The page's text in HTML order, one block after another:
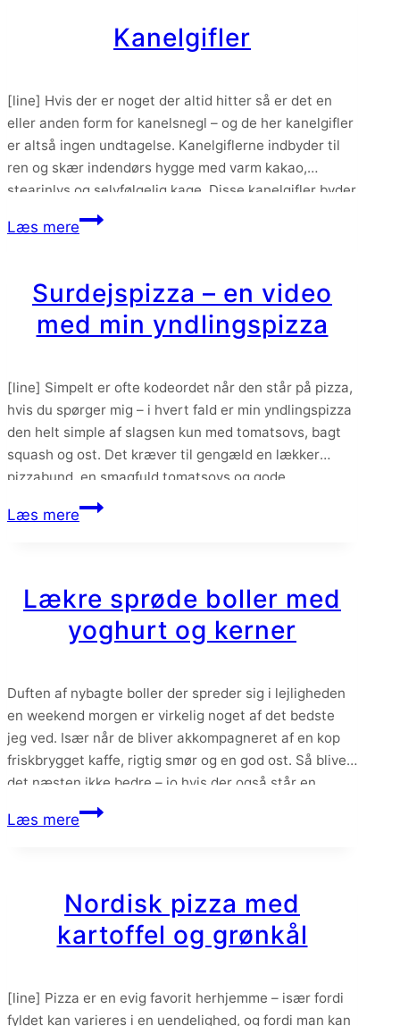
Kanelgifler
[line] Hvis der er noget der altid hitter så er det en
eller anden form for kanelsnegl – og de her kanelgifler
er altså ingen undtagelse. Kanelgiflerne indbyder til
ren og skær indendørs hygge med varm kakao,
stearinlys og selvfølgelig kage. Disse kanelgifler byder
på en lækker blød og smørfyldt dej rullet sammen med
en…
Læs mereKanelgifler
Surdejspizza – en video
med min yndlingspizza
[line] Simpelt er ofte kodeordet når den står på pizza,
hvis du spørger mig – i hvert fald er min yndlingspizza
den helt simple af slagsen kun med tomatsovs, bagt
squash og ost. Det kræver til gengæld en lækker
pizzabund, en smagfuld tomatsovs og gode
ingredienser – men så er det altså også en af…
Læs mereSurdejspizza
med
min
Lækre sprøde boller med
yoghurt og kerner
Duften af nybagte boller der spreder sig i lejligheden
en weekend morgen er virkelig noget af det bedste
jeg ved. Især når de bliver akkompagneret af en kop
friskbrygget kaffe, rigtig smør og en god ost. Så bliver
det næsten ikke bedre – jo hvis der også står en
lækker hjemmelavet luksus nutella på bordet. Men…
Læs mereLækre
yoghurt
og
Nordisk pizza med
kartoffel og grønkål
[line] Pizza er en evig favorit herhjemme – især fordi
fyldet kan varieres i en uendelighed, og fordi man kan